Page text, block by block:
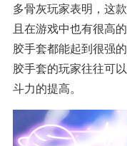
多骨灰玩家表明，这
且在游戏中也有很高
胶手套都能起到很强
胶手套的玩家往往可
斗力的提高。